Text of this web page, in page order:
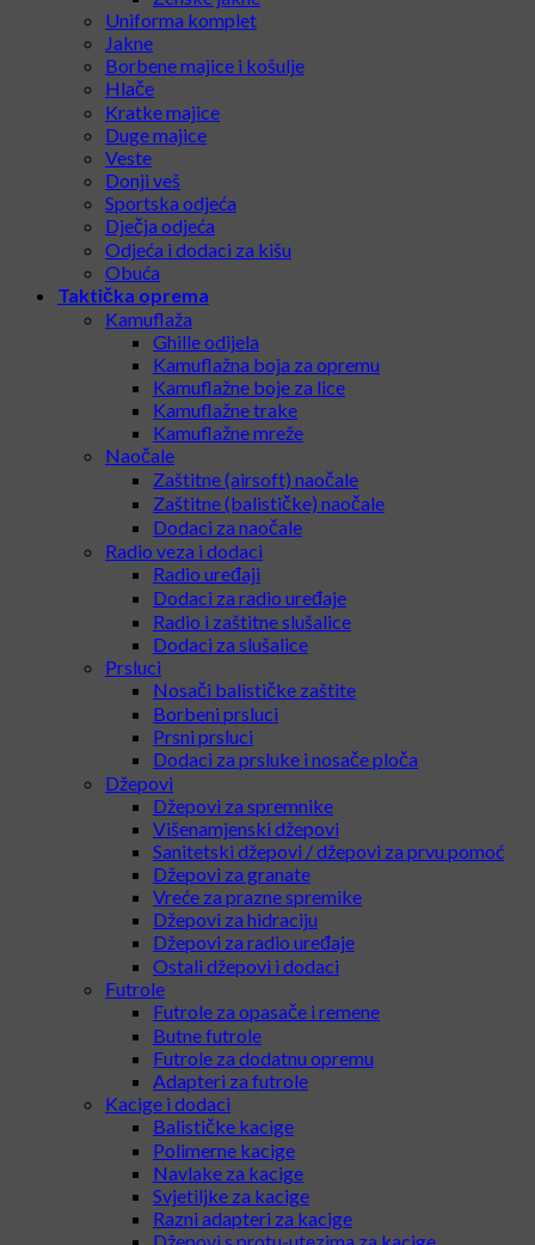
Uniforma komplet
Jakne
Borbene majice i košulje
Hlače
Kratke majice
Duge majice
Veste
Donji veš
Sportska odjeća
Dječja odjeća
Odjeća i dodaci za kišu
Obuća
Taktička oprema
Kamuflaža
Ghille odijela
Kamuflažna boja za opremu
Kamuflažne boje za lice
Kamuflažne trake
Kamuflažne mreže
Naočale
Zaštitne (airsoft) naočale
Zaštitne (balističke) naočale
Dodaci za naočale
Radio veza i dodaci
Radio uređaji
Dodaci za radio uređaje
Radio i zaštitne slušalice
Dodaci za slušalice
Prsluci
Nosači balističke zaštite
Borbeni prsluci
Prsni prsluci
Dodaci za prsluke i nosače ploča
Džepovi
Džepovi za spremnike
Višenamjenski džepovi
Sanitetski džepovi / džepovi za prvu pomoć
Džepovi za granate
Vreće za prazne spremike
Džepovi za hidraciju
Džepovi za radio uređaje
Ostali džepovi i dodaci
Futrole
Futrole za opasače i remene
Butne futrole
Futrole za dodatnu opremu
Adapteri za futrole
Kacige i dodaci
Balističke kacige
Polimerne kacige
Navlake za kacige
Svjetiljke za kacige
Razni adapteri za kacige